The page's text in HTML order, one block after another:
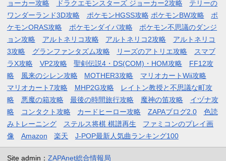
ョーカー攻略
ドラクエモンスターズ ジョーカー2攻略
テリーの
ワンダーランド3D攻略
ポケモンHGSS攻略 ポケモンBW攻略
ポ
ケモンORAS攻略
ポケモンダイパ攻略
ポケモン不思議のダンジ
ョン攻略
アルトネリコ攻略 アルトネリコ2攻略
アルトネリコ
3攻略
グランファンタズム攻略 リーズのアトリエ攻略
スマブ
ラX攻略
VP2攻略 聖剣伝説4・DS(COM)・HOM攻略
FF12攻
略
風来のシレン攻略 MOTHER3攻略
マリオカートWii攻略
マリオカート7攻略
MHP2G攻略
レイトン教授と不思議な町攻
略
悪魔の箱攻略 最後の時間旅行攻略 魔神の笛攻略
イヅナ攻
略
コンタクト攻略 カードヒーロー攻略 ZAPAブログ2.0
色読
みトレーニング
ステルス将棋 棋譜再生
ファミコンのプレイ画
像
Amazon 楽天 J-POP最新人気曲ランキング100
Site admin： ZAPAnet総合情報局